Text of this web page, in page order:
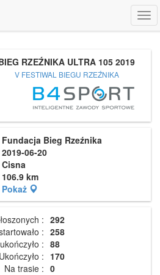
RZEŹNIKA ULTRA 105 2019
V FESTIWAL BIEGU RZEŹNIKA
Fundacja Bieg Rzeźnika
2019-06-20
Cisna
106.9 km
Pokaż
: 292
: 258
: 88
Ukończyło : 170
Na trasie : 0